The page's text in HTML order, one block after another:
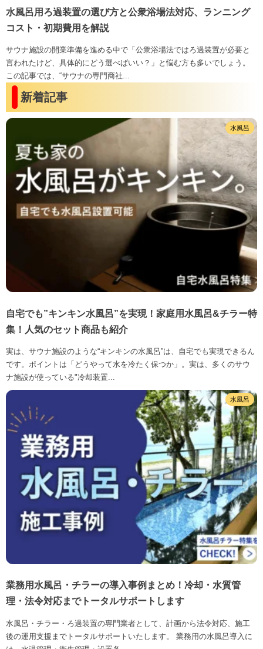
水風呂用ろ過装置の選び方と公衆浴場法対応、ランニング
コスト・初期費用を解説
サウナ施設の開業準備を進める中で「公衆浴場法ではろ過装置が必要と
言われたけど、具体的にどう選べばいい？」と悩む方も多いでしょう。
この記事では、“サウナの専門商社...
新着記事
水風呂
自宅でも”キンキン水風呂”を実現！家庭用水風呂&チラー特
集！人気のセット商品も紹介
実は、サウナ施設のような“キンキンの水風呂”は、自宅でも実現できるん
です。ポイントは「どうやって水を冷たく保つか」。実は、多くのサウ
ナ施設が使っている"冷却装置...
水風呂
業務用水風呂・チラーの導入事例まとめ！冷却・水質管
理・法令対応までトータルサポートします
水風呂・チラー・ろ過装置の専門業者として、計画から法令対応、施工
後の運用支援までトータルサポートいたします。 業務用の水風呂導入に